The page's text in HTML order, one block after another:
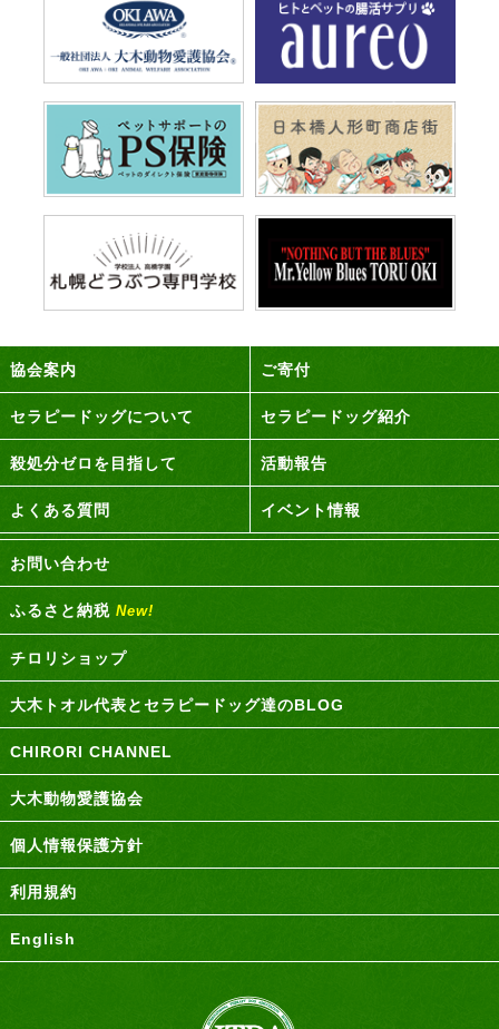
協会案内 ご寄付
セラピードッグについて セラピードッグ紹介
殺処分ゼロを目指して 活動報告
よくある質問 イベント情報
お問い合わせ
ふるさと納税 New!
チロリショップ
大木トオル代表とセラピードッグ達のBLOG
CHIRORI CHANNEL
大木動物愛護協会
個人情報保護方針
利用規約
English